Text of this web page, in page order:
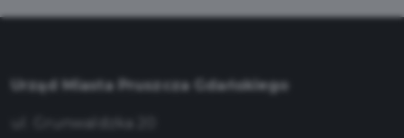
Urząd Miasta Pruszcza Gdańskiego